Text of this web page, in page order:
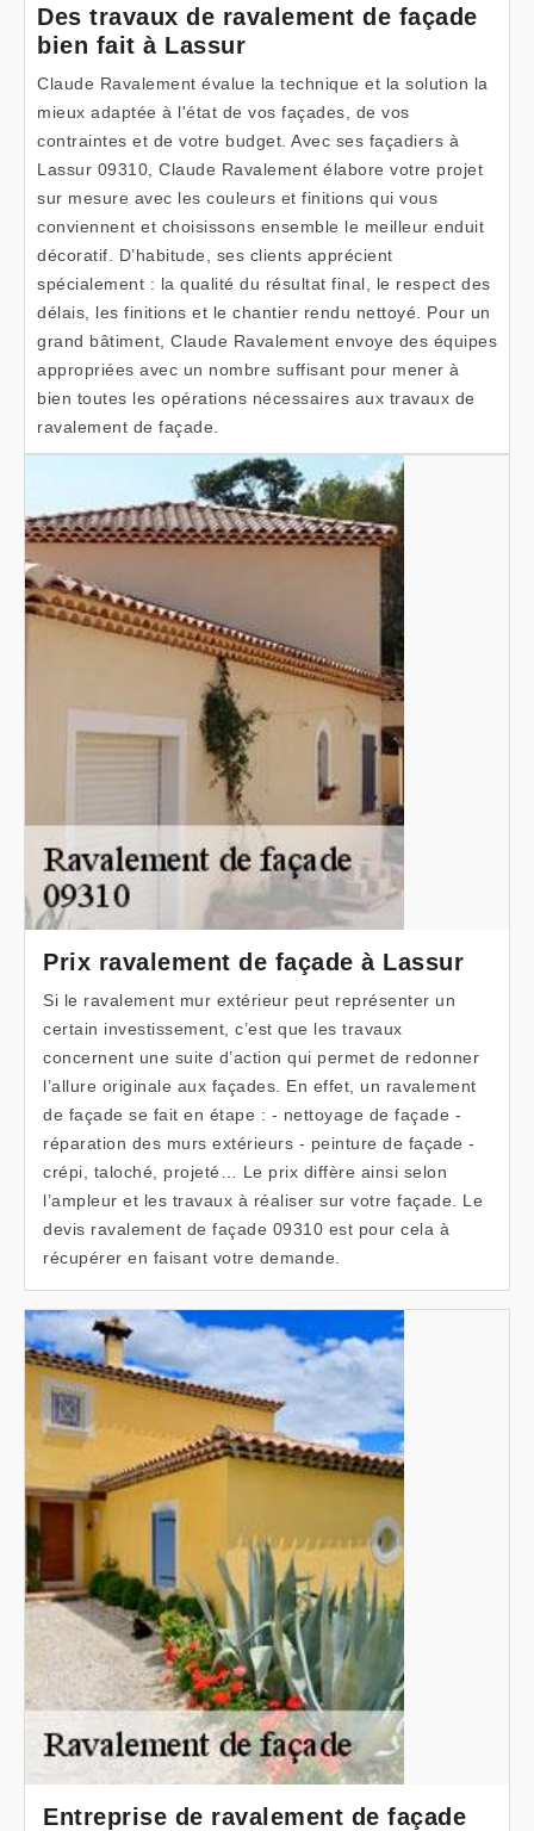
Des travaux de ravalement de façade
bien fait à Lassur
Claude Ravalement évalue la technique et la solution la
mieux adaptée à l'état de vos façades, de vos
contraintes et de votre budget. Avec ses façadiers à
Lassur 09310, Claude Ravalement élabore votre projet
sur mesure avec les couleurs et finitions qui vous
conviennent et choisissons ensemble le meilleur enduit
décoratif. D’habitude, ses clients apprécient
spécialement : la qualité du résultat final, le respect des
délais, les finitions et le chantier rendu nettoyé. Pour un
grand bâtiment, Claude Ravalement envoye des équipes
appropriées avec un nombre suffisant pour mener à
bien toutes les opérations nécessaires aux travaux de
ravalement de façade.
Prix ravalement de façade à Lassur
Si le ravalement mur extérieur peut représenter un
certain investissement, c’est que les travaux
concernent une suite d’action qui permet de redonner
l’allure originale aux façades. En effet, un ravalement
de façade se fait en étape : - nettoyage de façade -
réparation des murs extérieurs - peinture de façade -
crépi, taloché, projeté… Le prix diffère ainsi selon
l’ampleur et les travaux à réaliser sur votre façade. Le
devis ravalement de façade 09310 est pour cela à
récupérer en faisant votre demande.
Entreprise de ravalement de façade